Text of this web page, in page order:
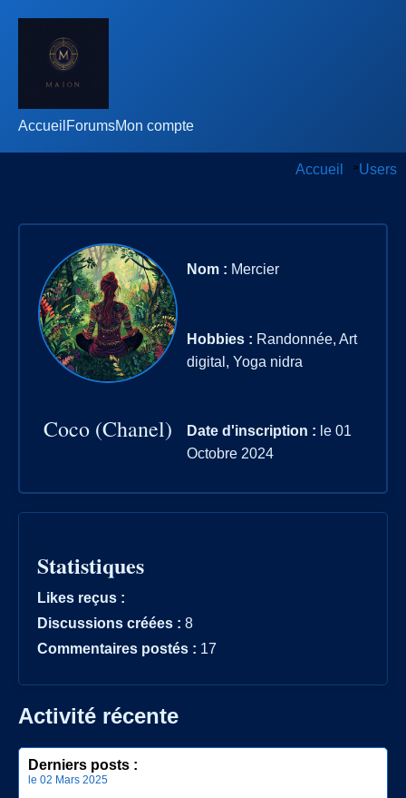
Accueil ForumsMon compte
Accueil >Users
Coco (Chanel)
Nom : Mercier
Hobbies : Randonnée, Art
digital, Yoga nidra
Date d'inscription : le 01
Octobre 2024
Statistiques
Likes reçus :
Discussions créées : 8
Commentaires postés : 17
Activité récente
Derniers posts :
le 02 Mars 2025